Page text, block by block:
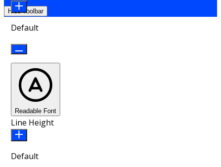
Hide Toolbar
Default
Readable Font
Line Height
Default